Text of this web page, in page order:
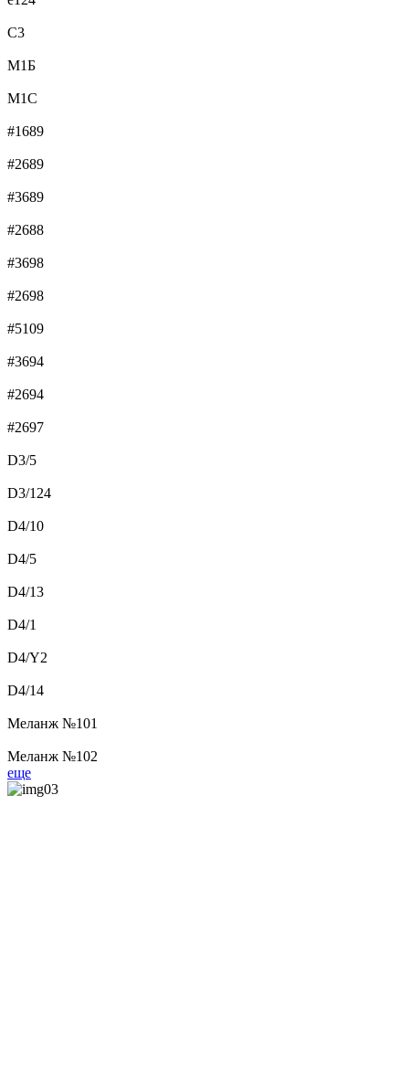
C3
М1Б
М1С
#1689
#2689
#3689
#2688
#3698
#2698
#5109
#3694
#2694
#2697
D3/5
D3/124
D4/10
D4/5
D4/13
D4/1
D4/Y2
D4/14
Меланж №101
Меланж №102
еще